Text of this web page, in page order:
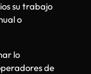
su trabajo
o
lo
de